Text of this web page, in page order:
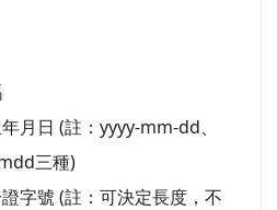
月日 (註：yyyy-mm-dd、
三種)
字號 (註：可決定長度，不